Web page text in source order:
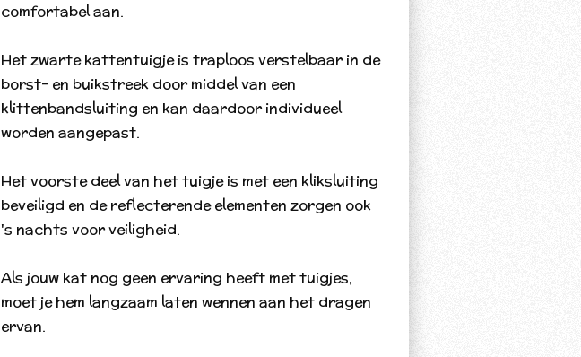
comfortabel aan.
Het zwarte kattentuigje is traploos verstelbaar in de
borst- en buikstreek door middel van een
klittenbandsluiting en kan daardoor individueel
worden aangepast.
Het voorste deel van het tuigje is met een kliksluiting
beveiligd en de reflecterende elementen zorgen ook
's nachts voor veiligheid.
Als jouw kat nog geen ervaring heeft met tuigjes,
moet je hem langzaam laten wennen aan het dragen
ervan.